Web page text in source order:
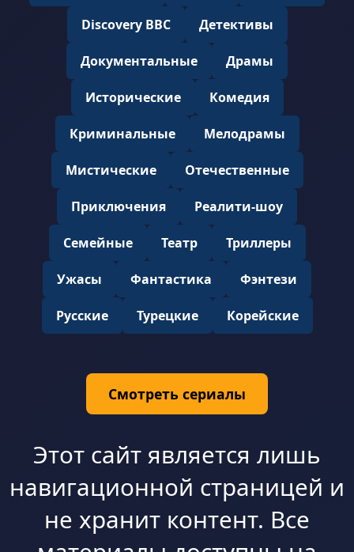
Discovery BBC Детективы
Документальные Драмы
Исторические Комедия
Криминальные Мелодрамы
Мистические Отечественные
Приключения Реалити-шоу
Семейные Театр Триллеры
Ужасы Фантастика Фэнтези
Русские Турецкие Корейские
Смотреть сериалы
Этот сайт является лишь
навигационной страницей и
не хранит контент. Все